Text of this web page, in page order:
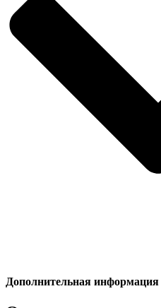
Дополнительная информация